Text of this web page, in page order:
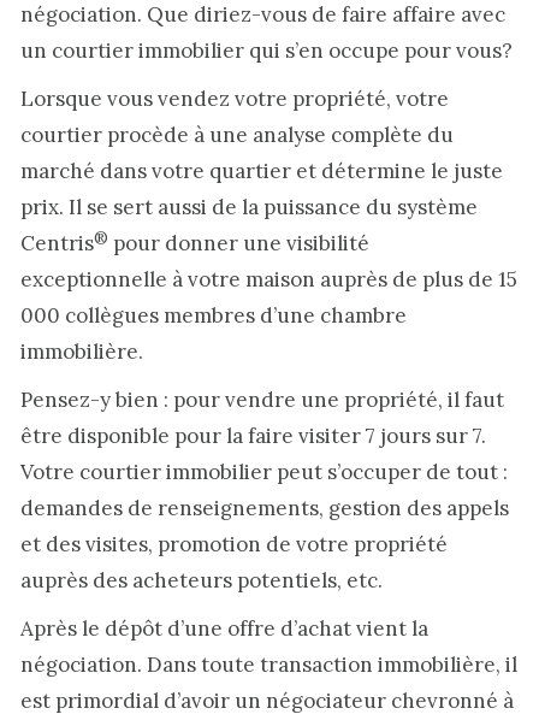
négociation. Que diriez-vous de faire affaire avec
un courtier immobilier qui s’en occupe pour vous?
Lorsque vous vendez votre propriété, votre
courtier procède à une analyse complète du
marché dans votre quartier et détermine le juste
prix. Il se sert aussi de la puissance du système
Centris® pour donner une visibilité
exceptionnelle à votre maison auprès de plus de 15
000 collègues membres d’une chambre
immobilière.
Pensez-y bien : pour vendre une propriété, il faut
être disponible pour la faire visiter 7 jours sur 7.
Votre courtier immobilier peut s’occuper de tout :
demandes de renseignements, gestion des appels
et des visites, promotion de votre propriété
auprès des acheteurs potentiels, etc.
Après le dépôt d’une offre d’achat vient la
négociation. Dans toute transaction immobilière, il
est primordial d’avoir un négociateur chevronné à